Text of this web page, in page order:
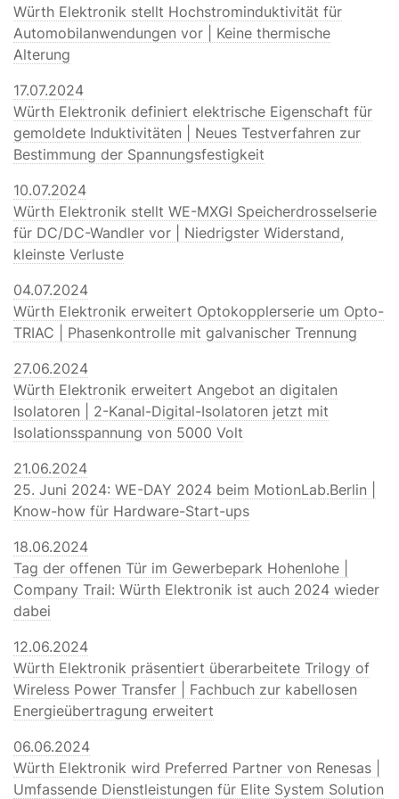
Würth Elektronik stellt Hochstrominduktivität für
Automobilanwendungen vor | Keine thermische
Alterung
17.07.2024
Würth Elektronik definiert elektrische Eigenschaft für
gemoldete Induktivitäten | Neues Testverfahren zur
Bestimmung der Spannungsfestigkeit
10.07.2024
Würth Elektronik stellt WE-MXGI Speicherdrosselserie
für DC/DC-Wandler vor | Niedrigster Widerstand,
kleinste Verluste
04.07.2024
Würth Elektronik erweitert Optokopplerserie um Opto-
TRIAC | Phasenkontrolle mit galvanischer Trennung
27.06.2024
Würth Elektronik erweitert Angebot an digitalen
Isolatoren | 2-Kanal-Digital-Isolatoren jetzt mit
Isolationsspannung von 5000 Volt
21.06.2024
25. Juni 2024: WE-DAY 2024 beim MotionLab.Berlin |
Know-how für Hardware-Start-ups
18.06.2024
Tag der offenen Tür im Gewerbepark Hohenlohe |
Company Trail: Würth Elektronik ist auch 2024 wieder
dabei
12.06.2024
Würth Elektronik präsentiert überarbeitete Trilogy of
Wireless Power Transfer | Fachbuch zur kabellosen
Energieübertragung erweitert
06.06.2024
Würth Elektronik wird Preferred Partner von Renesas |
Umfassende Dienstleistungen für Elite System Solution